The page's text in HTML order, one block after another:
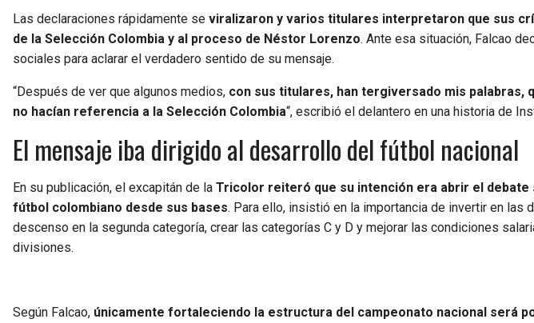
Las declaraciones rápidamente se viralizaron y varios titulares interpretaron que sus
de la Selección Colombia y al proceso de Néstor Lorenzo. Ante esa situación, Falcao
sociales para aclarar el verdadero sentido de su mensaje.
“Después de ver que algunos medios, con sus titulares, han tergiversado mis palabras,
no hacían referencia a la Selección Colombia“, escribió el delantero en una historia de
El mensaje iba dirigido al desarrollo del fútbol nacional
En su publicación, el excapitán de la Tricolor reiteró que su intención era abrir el
fútbol colombiano desde sus bases. Para ello, insistió en la importancia de invertir en
descenso en la segunda categoría, crear las categorías C y D y mejorar las condiciones
divisiones.
Según Falcao, únicamente fortaleciendo la estructura del campeonato nacional será